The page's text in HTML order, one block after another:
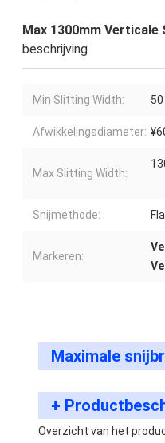
Max 1300mm
beschrijving
Min Slitting Width:
Afwikkelingsdiameter:
Max Slitting Width:
Snijmethode:
Markeren:
Maximale
+
Overzicht van het